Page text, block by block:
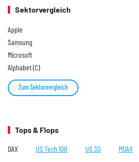
Sektorvergleich
Apple
Samsung
Microsoft
Alphabet (C)
Zum Sektorvergleich
Tops & Flops
DAX US Tech 100 US 30 MDAX